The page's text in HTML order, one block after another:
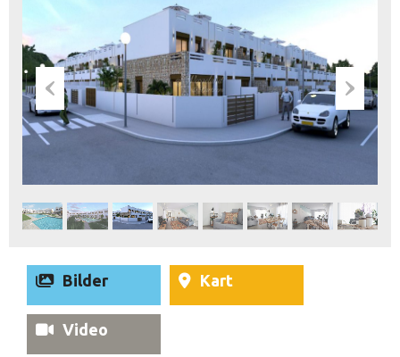
Bilder Kart
Video